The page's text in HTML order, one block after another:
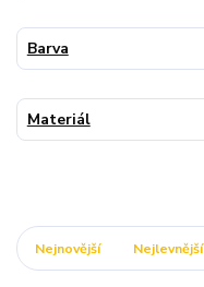
Barva
Materiál
Nejnovější Nejlevnější